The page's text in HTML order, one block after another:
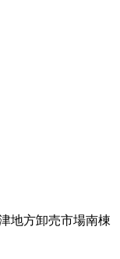
地方卸売市場南棟